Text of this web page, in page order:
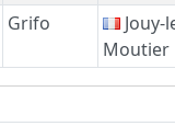
Grifo
Jouy-
Moutier